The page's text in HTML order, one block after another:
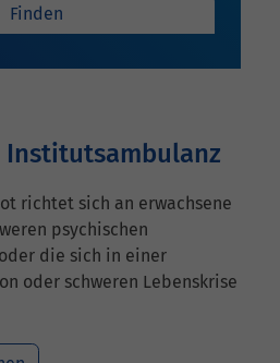
Finden
Institutsambulanz
richtet sich an erwachsene
psychischen
die sich in einer
oder schweren Lebenskrise